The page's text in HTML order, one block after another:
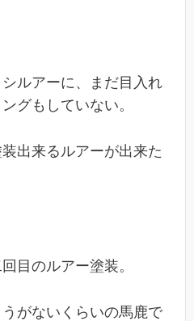
ルアーに、まだ目入れ
グもしていない。
出来るルアーが出来た
目のルアー塗装。
がないくらいの馬鹿で